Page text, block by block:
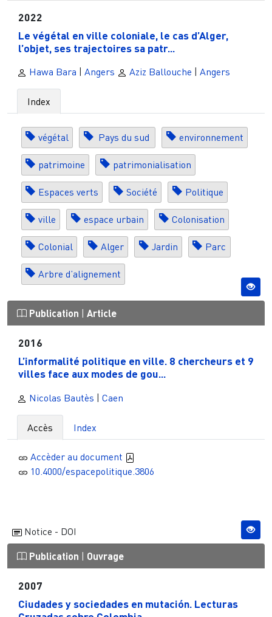
2022
Le végétal en ville coloniale, le cas d’Alger,
l’objet, ses trajectoires sa patr...
Hawa Bara Angers Aziz Ballouche Angers
Index
végétal Pays du sud environnement
patrimoine patrimonialisation
Espaces verts Société Politique
ville espace urbain Colonisation
Colonial Alger Jardin Parc
Arbre d’alignement
Publication Article
2016
L’informalité politique en ville. 8 chercheurs et 9
villes face aux modes de gou...
Nicolas Bautès | Caen
Accès Index
Accèder au document
10.4000/espacepolitique.3806
Notice - DOI
Publication Ouvrage
2007
Ciudades y sociedades en mutación. Lecturas